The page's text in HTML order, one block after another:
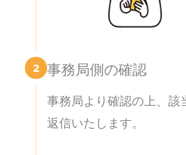
2 事務局側の確認
事務局より確認の上、該
返信いたします。